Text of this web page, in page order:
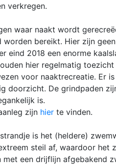
verkregen.
waar naakt wordt
worden bereikt. Hier zijn
eind 2018 een enorme
hier regelmatig
voor naaktrecreatie. Er
doorzicht. De grindpaden
is.
zijn hier te vinden.
is het (heldere)
steil af, waardoor het
met een drijflijn afgebakend